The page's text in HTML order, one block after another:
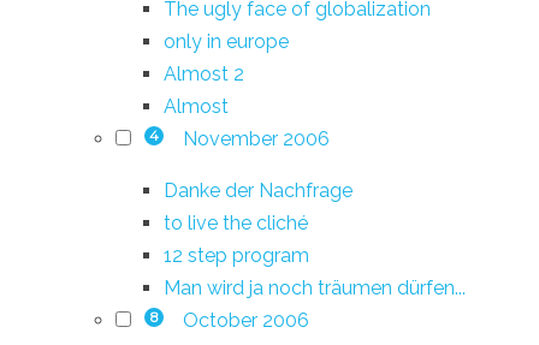
The ugly face of globalization
only in europe
Almost 2
Almost
4 November 2006
Danke der Nachfrage
to live the cliché
12 step program
Man wird ja noch träumen dürfen...
8 October 2006